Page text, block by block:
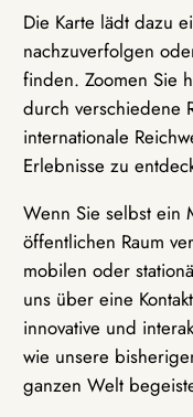
Die Karte lädt dazu
nachzuverfolgen
finden. Zoomen Sie
durch verschiedene
internationale
Erlebnisse zu
Wenn Sie selbst ein
öffentlichen Raum
mobilen oder
uns über eine
innovative und
wie unsere
ganzen Welt